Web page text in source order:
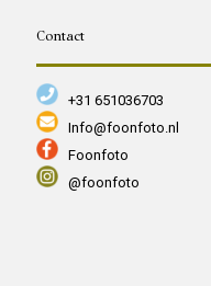
Contact
+31 651036703
Info@foonfoto.nl
Foonfoto
@foonfoto